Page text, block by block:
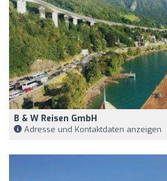
B & W Reisen GmbH
Adresse und Kontaktdaten anzeigen